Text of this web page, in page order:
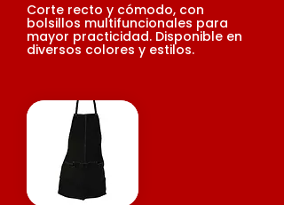
Corte recto y cómodo, con
bolsillos multifuncionales para
mayor practicidad. Disponible en
diversos colores y estilos.